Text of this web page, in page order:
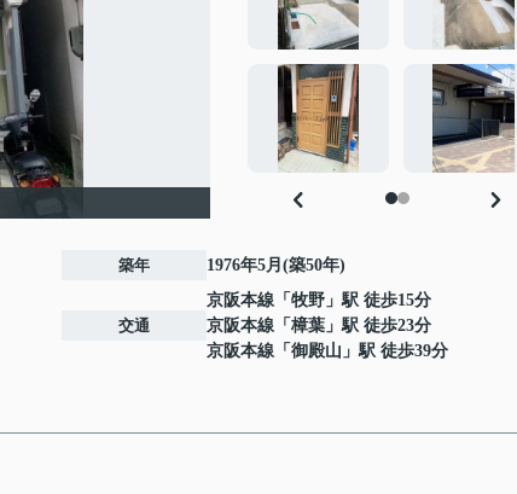
築年 1976年5月(築50年)
交通
京阪本線 「 牧野 」駅 徒歩15分
京阪本線 「 樟葉 」駅 徒歩23分
京阪本線 「 御殿山 」駅 徒歩39分